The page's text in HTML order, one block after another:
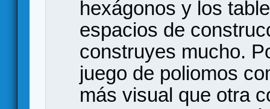
hexágonos y los
espacios de
construyes mucho.
juego de poliomos
más visual que otra